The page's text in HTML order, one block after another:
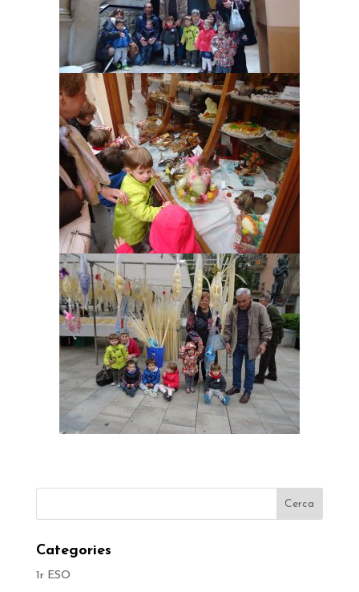
Categories
1r ESO